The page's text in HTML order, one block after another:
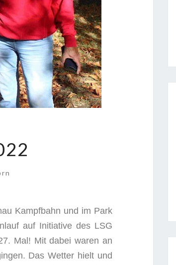
Kampf­bahn und im Park
auf Initia­ti­ve des LSG
Mal! Mit dabei waren an
Das Wet­ter hielt und